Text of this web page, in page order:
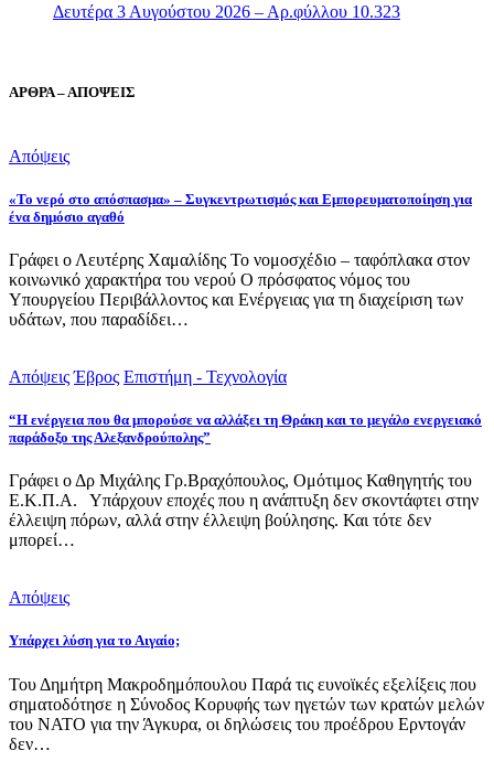
Δευτέρα 3 Αυγούστου 2026 – Αρ.φύλλου 10.323
ΑΡΘΡΑ – ΑΠΟΨΕΙΣ
Απόψεις
«Το νερό στο απόσπασμα» – Συγκεντρωτισμός και Εμπορευματοποίηση για
ένα δημόσιο αγαθό
Γράφει ο Λευτέρης Χαμαλίδης Το νομοσχέδιο – ταφόπλακα στον
κοινωνικό χαρακτήρα του νερού Ο πρόσφατος νόμος του
Υπουργείου Περιβάλλοντος και Ενέργειας για τη διαχείριση των
υδάτων, που παραδίδει…
Απόψεις Έβρος Επιστήμη - Τεχνολογία
“Η ενέργεια που θα μπορούσε να αλλάξει τη Θράκη και το μεγάλο ενεργειακό
παράδοξο της Αλεξανδρούπολης”
Γράφει ο Δρ Μιχάλης Γρ.Βραχόπουλος, Ομότιμος Καθηγητής του
Ε.Κ.Π.Α. Υπάρχουν εποχές που η ανάπτυξη δεν σκοντάφτει στην
έλλειψη πόρων, αλλά στην έλλειψη βούλησης. Και τότε δεν
μπορεί…
Απόψεις
Υπάρχει λύση για το Αιγαίο;
Του Δημήτρη Μακροδημόπουλου Παρά τις ευνοϊκές εξελίξεις που
σηματοδότησε η Σύνοδος Κορυφής των ηγετών των κρατών μελών
του ΝΑΤΟ για την Άγκυρα, οι δηλώσεις του προέδρου Ερντογάν
δεν…